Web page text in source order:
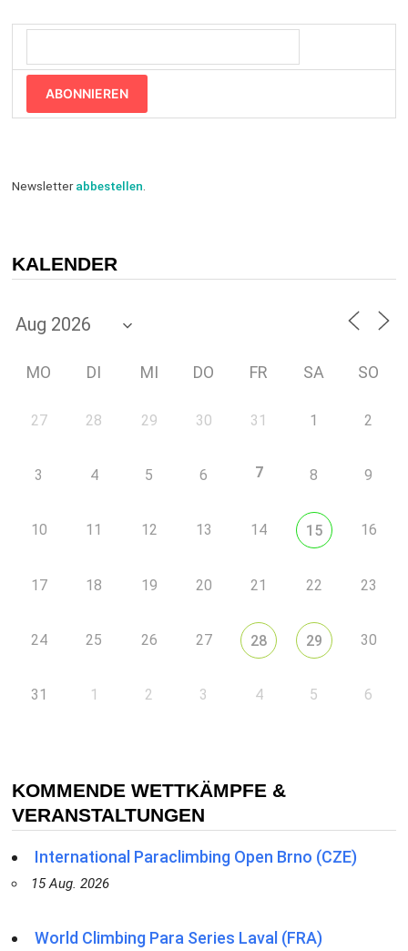
ABONNIEREN
Newsletterabbestellen
KALENDER
MO DI MI DO FR SA SO
27 28 29 30 31 1 2
3 4 5 6 7 8 9
10 11 12 13 14 15 16
17 18 19 20 21 22 23
24 25 26 27 28 29 30
31 1 2 3 4 5 6
KOMMENDE WETTKÄMPFE &
VERANSTALTUNGEN
International Paraclimbing Open Brno (CZE)
15 Aug. 2026
World Climbing Para Series Laval (FRA)